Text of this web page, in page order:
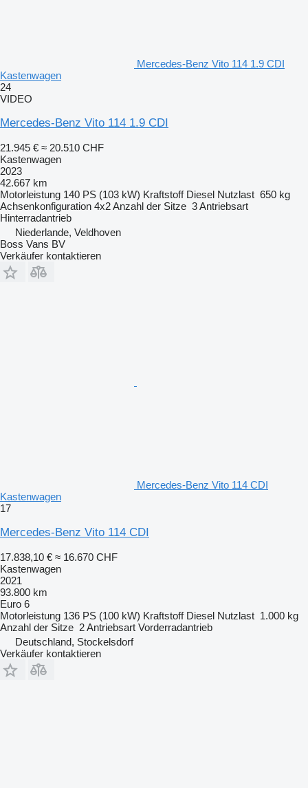
Mercedes-Benz Vito 114 1.9 CDI
Kastenwagen
24
VIDEO
Mercedes-Benz Vito 114 1.9 CDI
21.945 € ≈ 20.510 CHF
Kastenwagen
2023
42.667 km
Motorleistung 140 PS (103 kW) Kraftstoff Diesel Nutzlast 650 kg
Achsenkonfiguration 4x2Anzahl der Sitze 3Antriebsart
Hinterradantrieb
Niederlande, Veldhoven
Boss Vans BV
Verkäufer kontaktieren
Mercedes-Benz Vito 114 CDI
Kastenwagen
17
Mercedes-Benz Vito 114 CDI
17.838,10 € ≈ 16.670 CHF
Kastenwagen
2021
93.800 km
Euro 6
Motorleistung 136 PS (100 kW) Kraftstoff Diesel Nutzlast 1.000 kg
Anzahl der Sitze 2Antriebsart Vorderradantrieb
Deutschland, Stockelsdorf
Verkäufer kontaktieren